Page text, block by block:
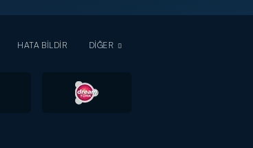
HATA BİLDİR DİĞER